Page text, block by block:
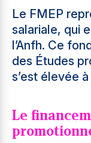
Le FMEP
salariale, qui
l’Anfh. Ce
des Études
s’est élevée
Le